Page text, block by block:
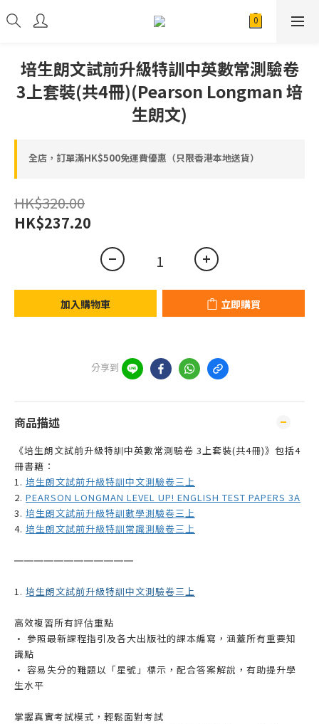
培生朗文試前升級特訓中英數常測驗卷
3上套裝(共4冊)(Pearson Longman 培
生朗文)
全店，訂單滿HK$500免運費優惠（只限香港本地送貨）
HK$320.00
HK$237.20
加入購物車 立即購買
分享到
商品描述
《培生朗文試前升級特訓中英數常測驗卷 3上套裝(共4冊)》包括4
冊書籍：
1. 培生朗文試前升級特訓中文測驗卷三上
2. PEARSON LONGMAN LEVEL UP! ENGLISH TEST PAPERS 3A
3. 培生朗文試前升級特訓數學測驗卷三上
4. 培生朗文試前升級特訓常識測驗卷三上
————————————
1. 培生朗文試前升級特訓中文測驗卷三上
高效複習所有評估重點
• 參照最新課程指引及各大出版社的課本編寫，涵蓋所有重要知
識點
• 容易失分的難題以「星號」標示，配合答案解說，有助提升學
生水平
掌握真實考試模式，輕鬆面對考試